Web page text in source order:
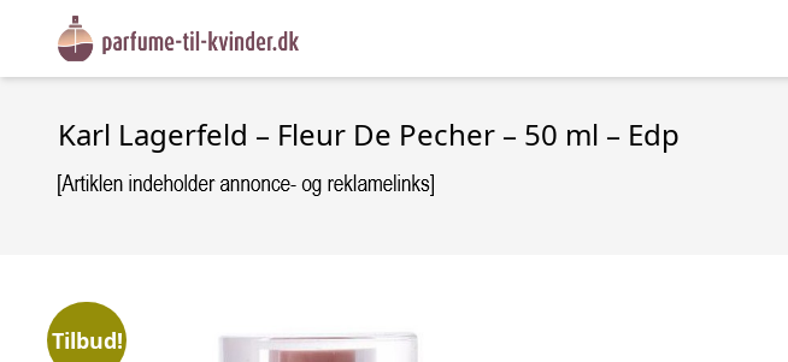
Karl Lagerfeld – Fleur De Pecher – 50 ml – Edp
Tilbud!